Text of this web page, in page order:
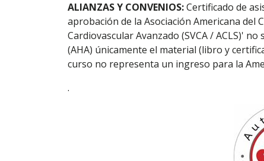
ALIANZAS Y CONVENIOS:Certificado de
aprobación de la Asociación Americana del
Cardiovascular Avanzado (SVCA / ACLS)'
(AHA) únicamente el material (libro y
curso no representa un ingreso para la
.